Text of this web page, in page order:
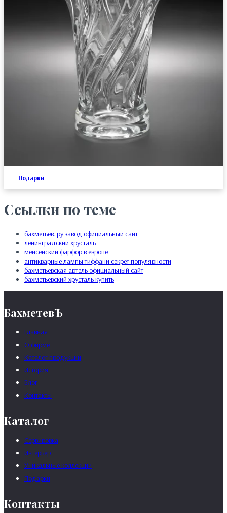
Подарки
Ссылки по теме
бахметьев. ру завод официальный сайт
ленинградский хрусталь
мейсенский фарфор в европе
антикварные лампы тиффани секрет популярности
бахметьевская артель официальный сайт
бахметьевский хрусталь купить
БахметевЪ
Главная
О фирме
Каталог продукции
История
Блог
Контакты
Каталог
Сервировка
Интерьер
Уникальные коллекции
Подарки
Контакты